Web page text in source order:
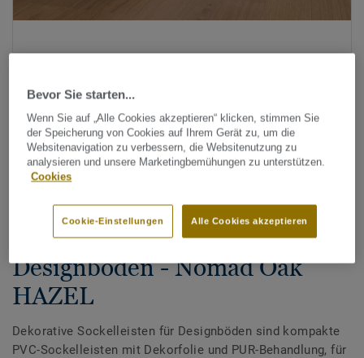
Alle Designs anzeigen (200)
Dekorative Sockelleisten für
Designböden - Nomad Oak
HAZEL
Dekorative Sockelleisten für Designböden sind kompakte
PVC-Sockelleisten mit Dekorfolie und PUR-Behandlung, für
Bevor Sie starten...
Wenn Sie auf „Alle Cookies akzeptieren“ klicken, stimmen Sie
der Speicherung von Cookies auf Ihrem Gerät zu, um die
Websitenavigation zu verbessern, die Websitenutzung zu
analysieren und unsere Marketingbemühungen zu unterstützen.
Cookies
Alle Cookies akzeptieren
Cookie-Einstellungen